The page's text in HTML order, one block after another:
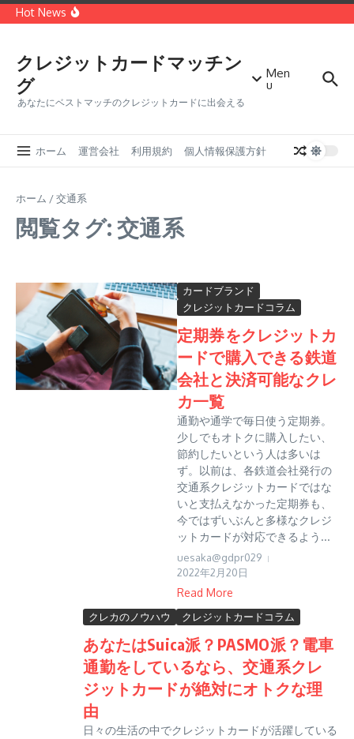
コンテンツへスキップ
Hot News
ット
クレジットカードマッチン
グ
あなたにベストマッチのクレジットカードに出会える
Men
u
ホーム 運営会社 利用規約 個人情報保護方針
ホーム /交通系
閲覧タグ: 交通系
カードブランド
クレジットカードコラム
定期券をクレジットカ
ードで購入できる鉄道
会社と決済可能なクレ
カ一覧
通勤や通学で毎日使う定期券。
少しでもオトクに購入したい、
節約したいという人は多いは
ず。以前は、各鉄道会社発行の
交通系クレジットカードではな
いと支払えなかった定期券も、
今ではずいぶんと多様なクレジ
ットカードが対応できるよう...
uesaka@gdpr029
2022年2月20日
Read More
クレカのノウハウ クレジットカードコラム
あなたはSuica派？PASMO派？電車
通勤をしているなら、交通系クレ
ジットカードが絶対にオトクな理
由
日々の生活の中でクレジットカードが活躍している